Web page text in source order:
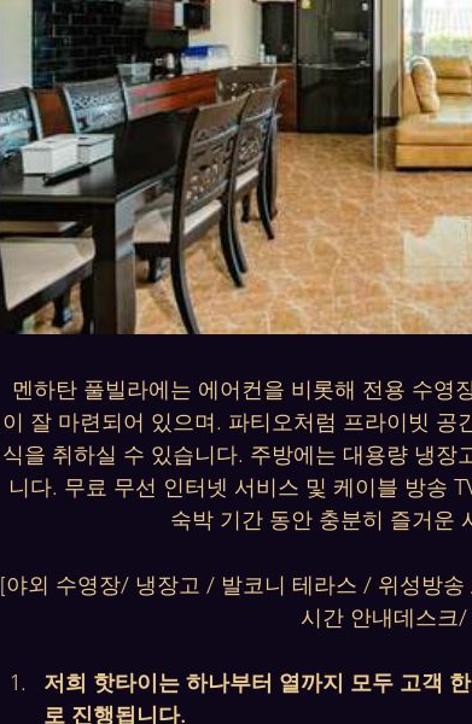
멘하탄 풀빌라에는 에어컨을 비롯해 전용 수영
이 잘 마련되어 있으며. 파티오처럼 프라이빗
식을 취하실 수 있습니다. 주방에는 대용량 냉
니다. 무료 무선 인터넷 서비스 및 케이블 방송
숙박 기간 동안 충분히 즐거운
[야외 수영장/ 냉장고 / 발코니 테라스 / 위성방
시간 안내데스크/
저희 핫타이는 하나부터 열까지 모두 고객
로 진행됩니다.